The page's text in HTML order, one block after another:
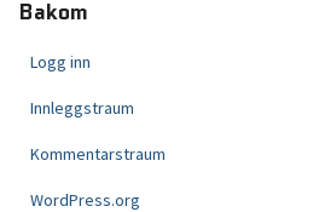
Bakom
Logg inn
Innleggstraum
Kommentarstraum
WordPress.org